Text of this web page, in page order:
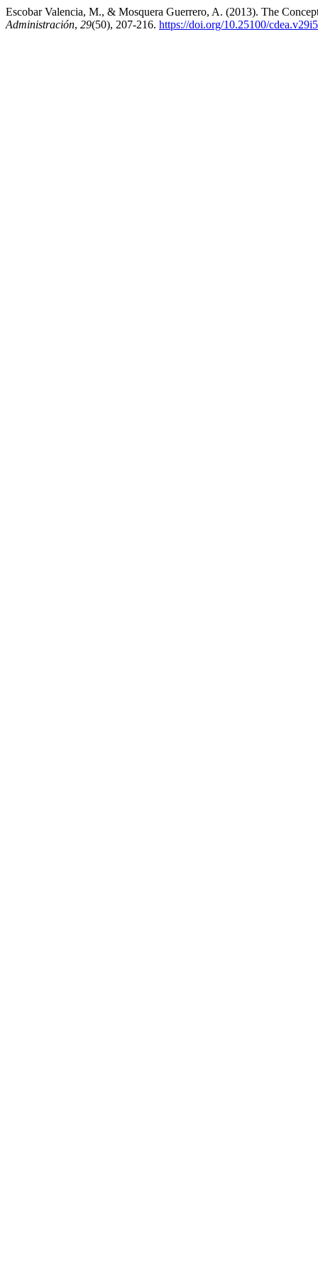
Escobar Valencia, M., & Mosquera Guerrero, A. (2013). The
Administración, 29(50), 207-216. https://doi.org/10.25100/